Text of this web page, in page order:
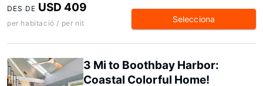
DES DE USD 409
per habitació / per nit Selecciona
3 Mi to Boothbay Harbor:
Coastal Colorful Home!